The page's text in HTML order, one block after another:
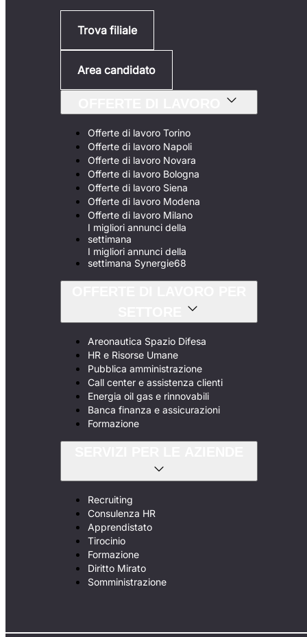
Trova filiale
Area candidato
Offerte di lavoro Torino
Offerte di lavoro Napoli
Offerte di lavoro Novara
Offerte di lavoro Bologna
Offerte di lavoro Siena
Offerte di lavoro Modena
Offerte di lavoro Milano
I migliori annunci della
settimana
I migliori annunci della
settimana Synergie68
Areonautica Spazio Difesa
HR e Risorse Umane
Pubblica amministrazione
Call center e assistenza clienti
Energia oil gas e rinnovabili
Banca finanza e assicurazioni
Formazione
Recruiting
Consulenza HR
Apprendistato
Tirocinio
Formazione
Diritto Mirato
Somministrazione